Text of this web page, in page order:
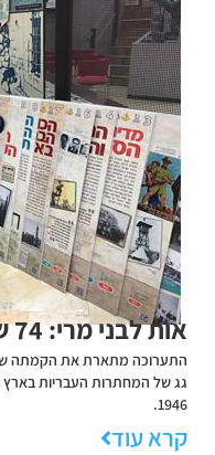
אות לבני מרי: 74 שנה לתנועת המרי העברי
גג של המחתרות העבריות בארץ
1946.
קרא עוד